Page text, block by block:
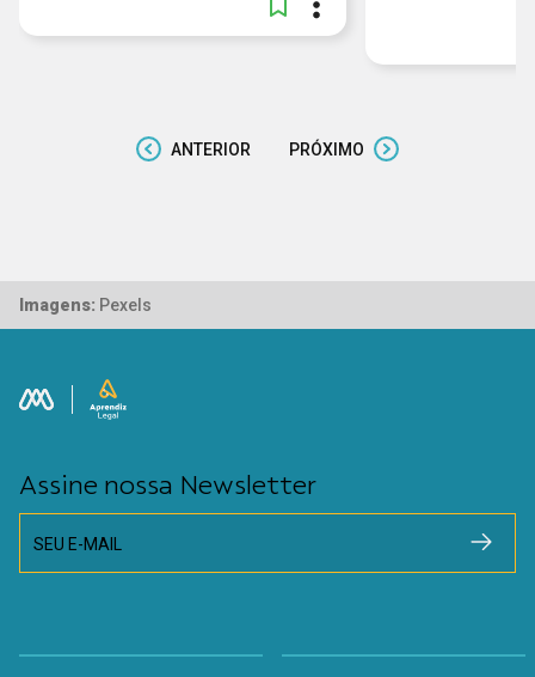
ANTERIOR PRÓXIMO
Imagens: Pexels
Assine nossa Newsletter
SEU E-MAIL